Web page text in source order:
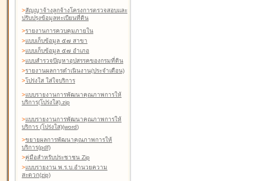
>สัญญาจ้างลูกจ้างโครงการตรวจสอบและ
ปรับปรุงข้อมูลทะเบียนที่ดิน
>รายงานการควบคุมภายใน
>แบบเก็บข้อมูล ๕๗ สาขา
>แบบเก็บข้อมูล ๕๗ อำเภอ
>แบบสำรวจปัญหาอุปสรรคของกรมที่ดิน
>รายงานผลการดำเนินงาน(ประจำเดือน)
>โปร่งใส ใส่ใจบริการ
>แบบรายงานการพัฒนาคุณภาพการให้
บริการ(โปร่งใส).zip
>แบบรายงานการพัฒนาคุณภาพการให้
บริการ (โปร่งใส)(word)
>ขยายผลการพัฒนาคุณภาพการให้
บริการ(pdf)
>คู่มือสำหรับประชาชน Zip
>แบบรายงาน พ.ร.บ.อำนวยความ
สะดวก(zip)